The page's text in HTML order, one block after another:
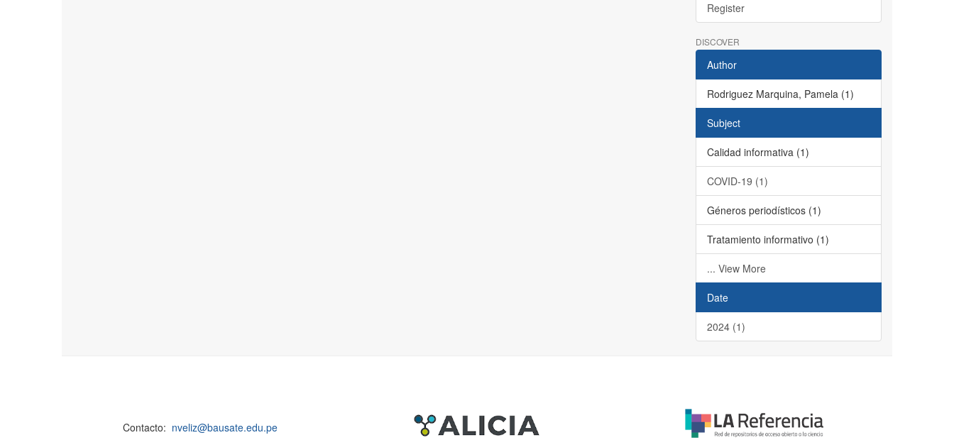
Register
DISCOVER
Author
Rodriguez Marquina, Pamela (1)
Subject
Calidad informativa (1)
COVID-19 (1)
Géneros periodísticos (1)
Tratamiento informativo (1)
... View More
Date
2024 (1)
Contacto: nveliz@bausate.edu.pe